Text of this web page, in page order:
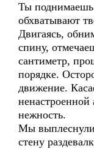
Ты
обхватывают
Двигаясь,
спину,
сантиметр,
порядке.
движение.
нежность.
Мы выплеснули
стену